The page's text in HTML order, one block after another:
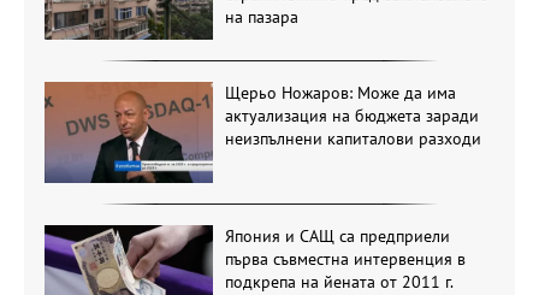
на пазара
Щерьо Ножаров: Може да има
актуализация на бюджета заради
неизпълнени капиталови разходи
Япония и САЩ са предприели
първа съвместна интервенция в
подкрепа на йената от 2011 г.